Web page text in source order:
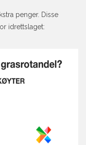
penger. Disse
idrettslaget: